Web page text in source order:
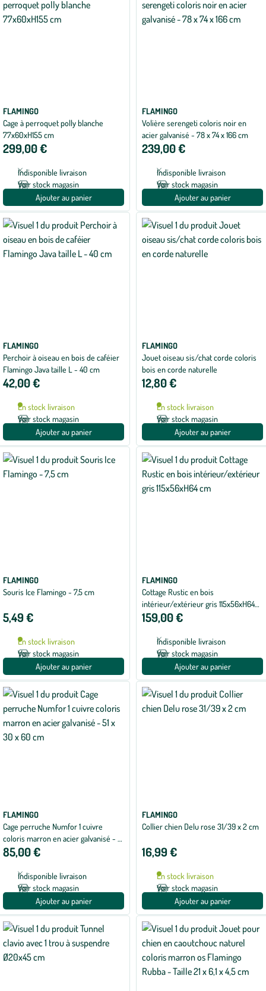
FLAMINGO
Cage à perroquet polly blanche
77x60xH155 cm
299,00 €
Indisponible livraison
Voir stock magasin
Ajouter au panier
FLAMINGO
Volière serengeti coloris noir en
acier galvanisé - 78 x 74 x 166 cm
239,00 €
Indisponible livraison
Voir stock magasin
Ajouter au panier
FLAMINGO
Perchoir à oiseau en bois de caféier
Flamingo Java taille L - 40 cm
42,00 €
En stock livraison
Voir stock magasin
Ajouter au panier
FLAMINGO
Jouet oiseau sis/chat corde coloris
bois en corde naturelle
12,80 €
En stock livraison
Voir stock magasin
Ajouter au panier
FLAMINGO
Souris Ice Flamingo - 7,5 cm
5,49 €
En stock livraison
Voir stock magasin
Ajouter au panier
FLAMINGO
Cottage Rustic en bois
intérieur/extérieur gris 115x56xH64
cm
159,00 €
Indisponible livraison
Voir stock magasin
Ajouter au panier
FLAMINGO
Cage perruche Numfor 1 cuivre
coloris marron en acier galvanisé - 51
x 30 x 60 cm
85,00 €
Indisponible livraison
Voir stock magasin
Ajouter au panier
FLAMINGO
Collier chien Delu rose 31/39 x 2 cm
16,99 €
En stock livraison
Voir stock magasin
Ajouter au panier